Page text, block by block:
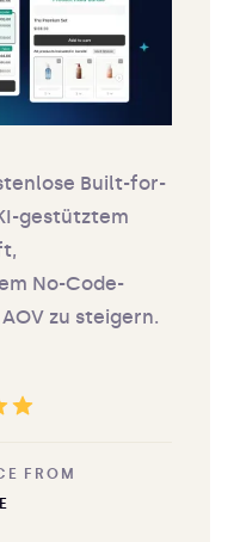
Built-for-
gestütztem
No-Code-
zu steigern.
FROM